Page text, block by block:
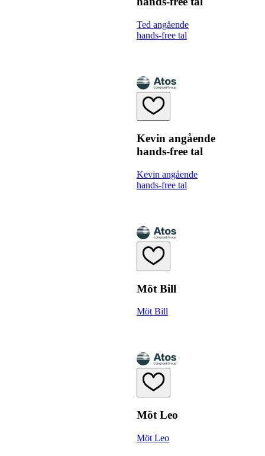
Ted angående
hands-free tal
Kevin angående
hands-free tal
Kevin angående
hands-free tal
Möt Bill
Möt Bill
Möt Leo
Möt Leo